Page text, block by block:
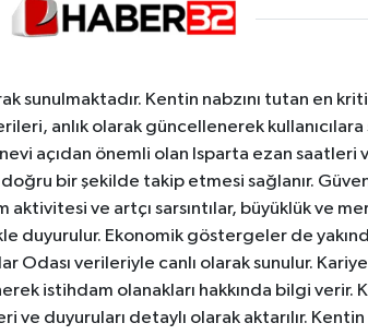
sunulmaktadır. Kentin nabzını tutan en
anlık olarak güncellenerek
açıdan önemli olan Isparta ezan
bir şekilde takip etmesi sağlanır.
ve artçı sarsıntılar, büyüklük ve
Ekonomik göstergeler de
Odası verileriyle canlı olarak sunulur.
istihdam olanakları hakkında bilgi verir.
ve duyuruları detaylı olarak aktarılır.